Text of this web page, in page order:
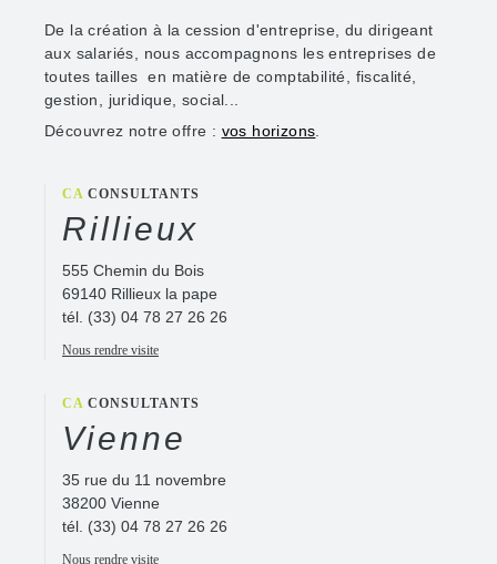
De la création à la cession d'entreprise, du dirigeant
aux salariés, nous accompagnons les entreprises de
toutes tailles en matière de comptabilité, fiscalité,
gestion, juridique, social...
Découvrez notre offre : vos horizons
CA CONSULTANTS
Rillieux
555 Chemin du Bois
69140 Rillieux la pape
tél. (33) 04 78 27 26 26
Nous rendre visite
CA CONSULTANTS
Vienne
35 rue du 11 novembre
38200 Vienne
tél. (33) 04 78 27 26 26
Nous rendre visite